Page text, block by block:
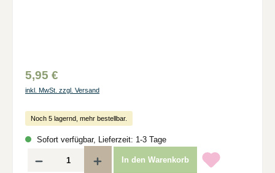
5,95 €
inkl. MwSt. zzgl. Versand
Noch 5 lagernd, mehr bestellbar.
Sofort verfügbar, Lieferzeit: 1-3 Tage
Produkt Anzahl: Gib den gewünschten Wert ein oder benutze die Schaltflächen
In den Warenkorb